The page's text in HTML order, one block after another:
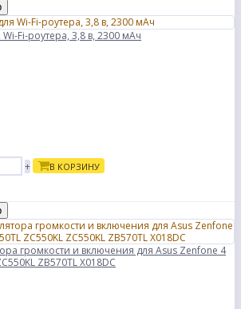
Fi-роутера, 3,8 в, 2300 мАч
+ В КОРЗИНУ
громкости и включения для Asus Zenfone 4
ZB570TL X018DC